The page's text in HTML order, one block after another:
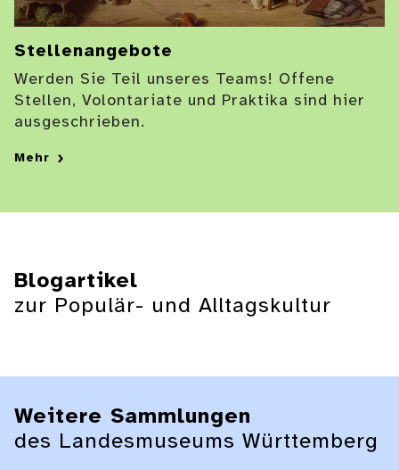
Stellenangebote
Werden Sie Teil unseres Teams! Offene
Stellen, Volontariate und Praktika sind hier
ausgeschrieben.
Mehr
Blogartikel
zur Populär- und Alltagskultur
Weitere Sammlungen
des Landesmuseums Württemberg